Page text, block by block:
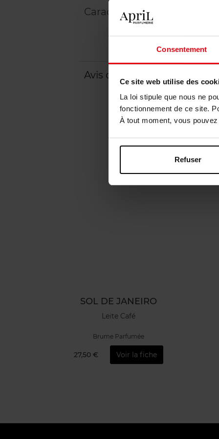
Consentement
Ce site web utilise des
La loi stipule que nous ne
fonctionnement de ce site.
À tout moment, vous
Refuser
Caractéristiques
Avis client
SOL DE JANEIRO
Leite Café
Brume Parfumée
27,50 € Voir la fiche